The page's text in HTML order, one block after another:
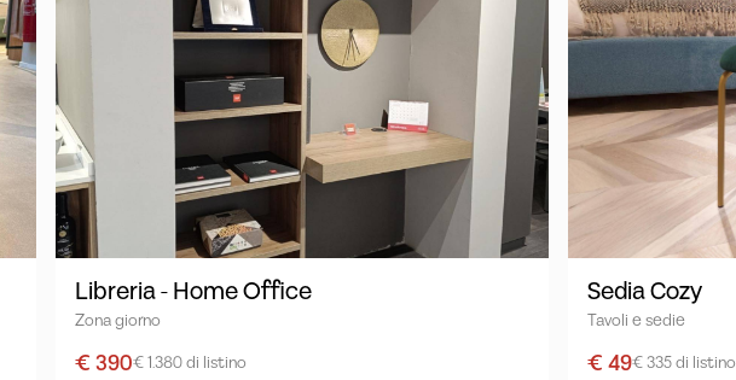
Libreria - Home Office
Zona giorno
€ 390€ 1.380 di listino
Sedia Cozy
Tavoli e sedie
€ 49€ 335 di listino